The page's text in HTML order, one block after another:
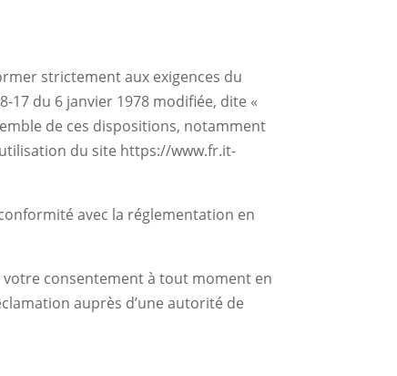
strictement aux exigences du
17 du 6 janvier 1978 modifiée, dite «
de ces dispositions, notamment
du site https://www.fr.it-
avec la réglementation en
consentement à tout moment en
auprès d’une autorité de